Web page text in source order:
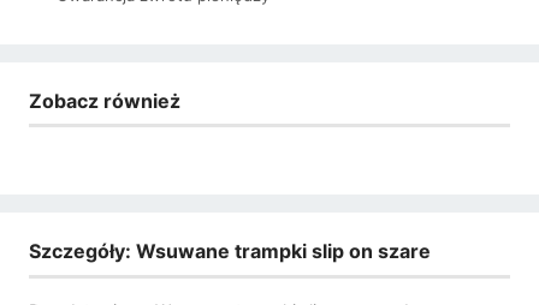
Zobacz również
Szczegóły: Wsuwane trampki slip on szare